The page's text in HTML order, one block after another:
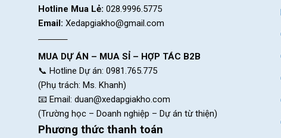
Hotline Mua Lẻ: 028.9996.5775
Email: Xedapgiakho@gmail.com
MUA DỰ ÁN – MUA SỈ – HỢP TÁC B2B
📞 Hotline Dự án: 0981.765.775
(Phụ trách: Ms. Khanh)
📧 Email: duan@xedapgiakho.com
(Trường học – Doanh nghiệp – Dự án từ thiện)
Phương thức thanh toán